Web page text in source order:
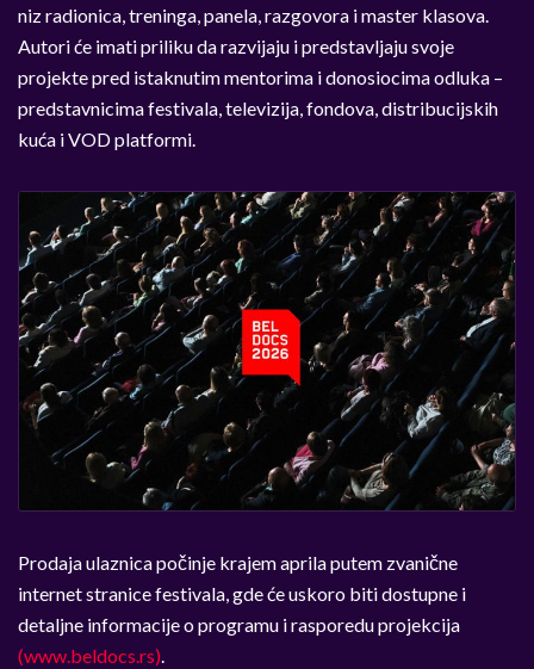
niz radionica, treninga, panela, razgovora i master klasova.
Autori će imati priliku da razvijaju i predstavljaju svoje
projekte pred istaknutim mentorima i donosiocima odluka –
predstavnicima festivala, televizija, fondova, distribucijskih
kuća i VOD platformi.
Prodaja ulaznica počinje krajem aprila putem zvanične
internet stranice festivala, gde će uskoro biti dostupne i
detaljne informacije o programu i rasporedu projekcija
(www.beldocs.rs).